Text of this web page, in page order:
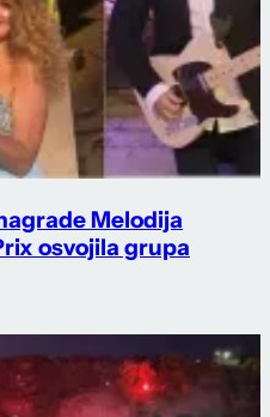
Melodija
osvojila grupa